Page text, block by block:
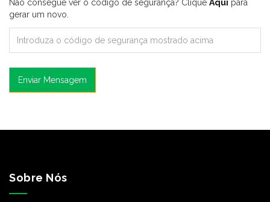
Não consegue ver o código de segurança? Clique Aqui para
gerar um novo.
Enviar Mensagem
Sobre Nós